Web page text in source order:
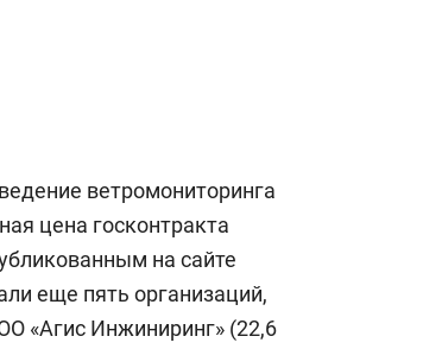
ветромониторинга
цена госконтракта
на сайте
еще пять организаций,
«Агис Инжиниринг» (22,6